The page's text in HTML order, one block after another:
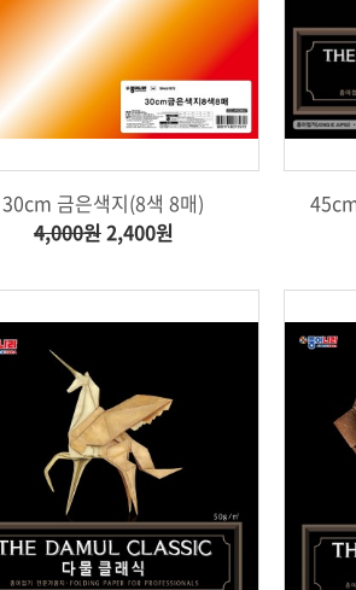
30cm 금은색지(8색 8매)
4,000원2,400원